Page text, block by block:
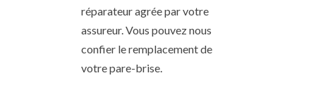
réparateur agrée par votre
assureur. Vous pouvez nous
confier le remplacement de
votre pare-brise.